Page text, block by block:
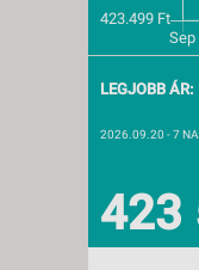
LEGJOBB ÁR:
2026.09.20 - 7
423